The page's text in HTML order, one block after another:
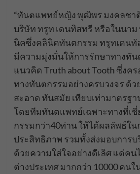
“ทันตแพทย์หญิง พุฒิพร มงคลชา
บริษัท ทรูท เดนทิสทรี หรือในนาม
นิคซึ่งคลินิคทันตกรรม ทรูทเดนทัล
มีความมุ่งมั่นให้การรักษาทางทั
แนวคิด Truth about Tooth ซึ่งค
ทางทันตกรรมอย่างครบวงจร ด้ว
สะอาด ทันสมัย เทียบเท่ามาตรฐ
โดยทีมทันตแพทย์เฉพาะทางที่เ
กรรมกว่า40ท่าน ให้ได้ผลลัพธ์ใ
ประสิทธิภาพ รวมทั้งส่งมอบการบ
ด้วยความใส่ใจอย่างดีเลิศ แด่คน
ต่างประเทศ มากกว่า 10000 คน